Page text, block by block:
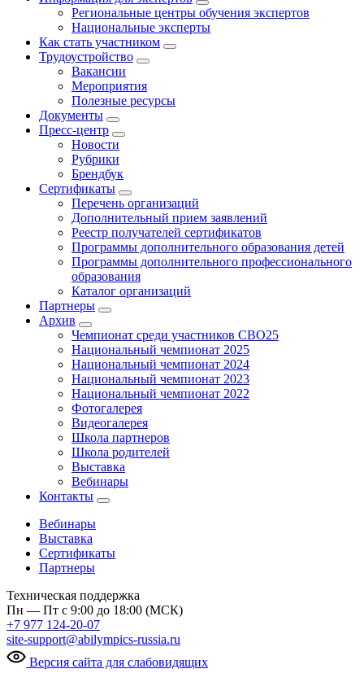
Региональные центры обучения экспертов
Национальные эксперты
Как стать участником
Трудоустройство
Вакансии
Мероприятия
Полезные ресурсы
Документы
Пресс-центр
Новости
Рубрики
Брендбук
Сертификаты
Перечень организаций
Дополнительный прием заявлений
Реестр получателей сертификатов
Программы дополнительного образования детей
Программы дополнительного профессионального
образования
Каталог организаций
Партнеры
Архив
Чемпионат среди участников СВО25
Национальный чемпионат 2025
Национальный чемпионат 2024
Национальный чемпионат 2023
Национальный чемпионат 2022
Фотогалерея
Видеогалерея
Школа партнеров
Школа родителей
Выставка
Вебинары
Контакты
Вебинары
Выставка
Сертификаты
Партнеры
Техническая поддержка
Пн — Пт с 9:00 до 18:00 (МСК)
+7 977 124-20-07
site-support@abilympics-russia.ru
Версия сайта для слабовидящих